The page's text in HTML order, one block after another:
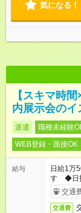
気になる！
【スキマ時
内展示会のイ
派遣 職種未経験
WEB登録・面接OK
給与
日給1万
す ◆日払
異なり
交通
交通費